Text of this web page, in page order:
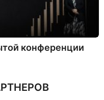
конференции